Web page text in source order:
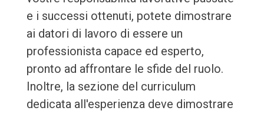
e i successi ottenuti, potete dimostrare
ai datori di lavoro di essere un
professionista capace ed esperto,
pronto ad affrontare le sfide del ruolo.
Inoltre, la sezione del curriculum
dedicata all'esperienza deve dimostrare